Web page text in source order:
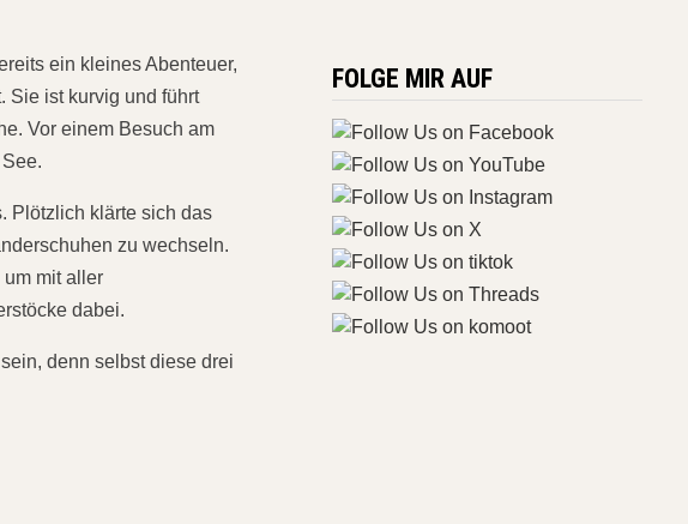
ein kleines Abenteuer,
Sie ist kurvig und führt
Vor einem Besuch am
Plötzlich klärte sich das
zu wechseln.
mit aller
dabei.
denn selbst diese drei
FOLGE MIR AUF